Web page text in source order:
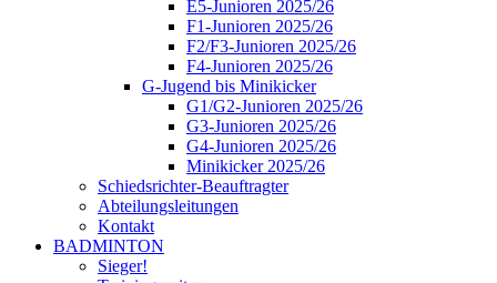
E5-Junioren 2025/26
F1-Junioren 2025/26
F2/F3-Junioren 2025/26
F4-Junioren 2025/26
G-Jugend bis Minikicker
G1/G2-Junioren 2025/26
G3-Junioren 2025/26
G4-Junioren 2025/26
Minikicker 2025/26
Schiedsrichter-Beauftragter
Abteilungsleitungen
Kontakt
BADMINTON
Sieger!